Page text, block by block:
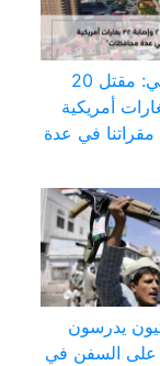
الحشد الشعبي: مقتل 20
32 بغارات أمريكية
في عدة
يدرسون
السفن في